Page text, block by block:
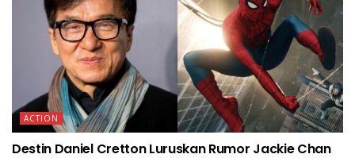
ACTION
Destin Daniel Cretton Luruskan Rumor Jackie Chan